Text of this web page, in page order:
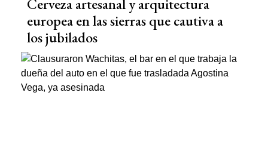
Cerveza artesanal y arquitectura
europea en las sierras que cautiva a
los jubilados